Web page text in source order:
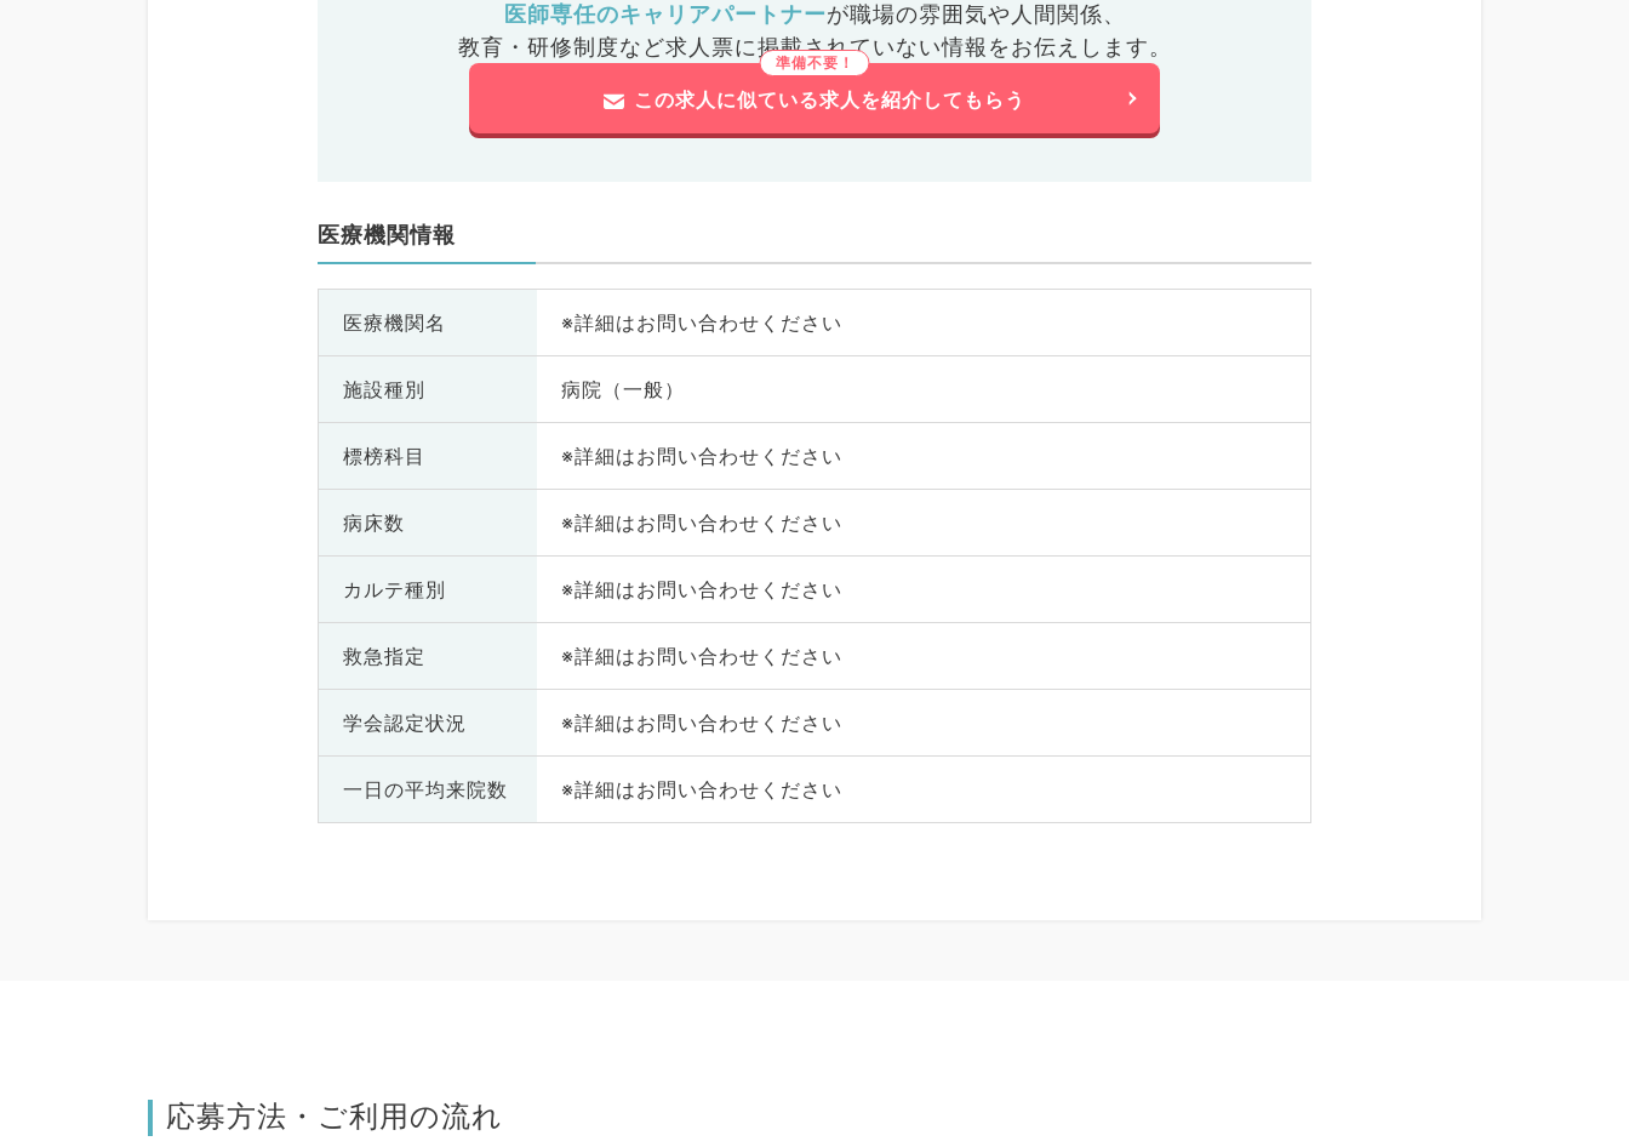
医師専任のキャリアパートナーが職場の雰囲気や人間関係、
教育・研修制度など求人票に掲載されていない情報をお伝えします。
この求人に似ている求人を紹介してもらう
医療機関情報
医療機関名 ※詳細はお問い合わせください
施設種別 病院（一般）
標榜科目 ※詳細はお問い合わせください
病床数 ※詳細はお問い合わせください
カルテ種別 ※詳細はお問い合わせください
救急指定 ※詳細はお問い合わせください
学会認定状況 ※詳細はお問い合わせください
一日の平均来院数 ※詳細はお問い合わせください
応募方法・ご利用の流れ